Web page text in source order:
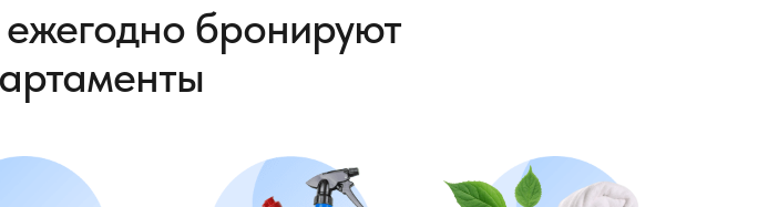
бронируют